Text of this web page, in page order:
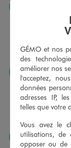
JE PEUX
Nous
dans tous
JE PEUX
Ourlets,
retoucher
sont à
J’AIME
GÉMO et nos
des
améliorer nos
l'acceptez,
données
adresses IP,
telles que votre
Vous avez le
utilisations, de
opposer ou de